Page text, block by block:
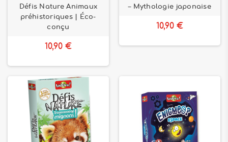
Défis Nature Animaux
préhistoriques | Éco-
conçu
10,90 €
– Mythologie japonaise
10,90 €